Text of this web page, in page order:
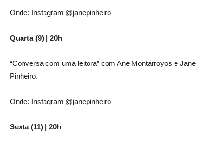
Onde: Instagram @janepinheiro
Quarta (9) | 20h
“Conversa com uma leitora” com Ane Montarroyos e Jane
Pinheiro.
Onde: Instagram @janepinheiro
Sexta (11) | 20h